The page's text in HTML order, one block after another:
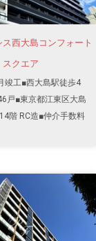
西大島コンフォート
スクエア
竣工■西大島駅徒歩4
戸■東京都江東区大島
階 RC造■仲介手数料